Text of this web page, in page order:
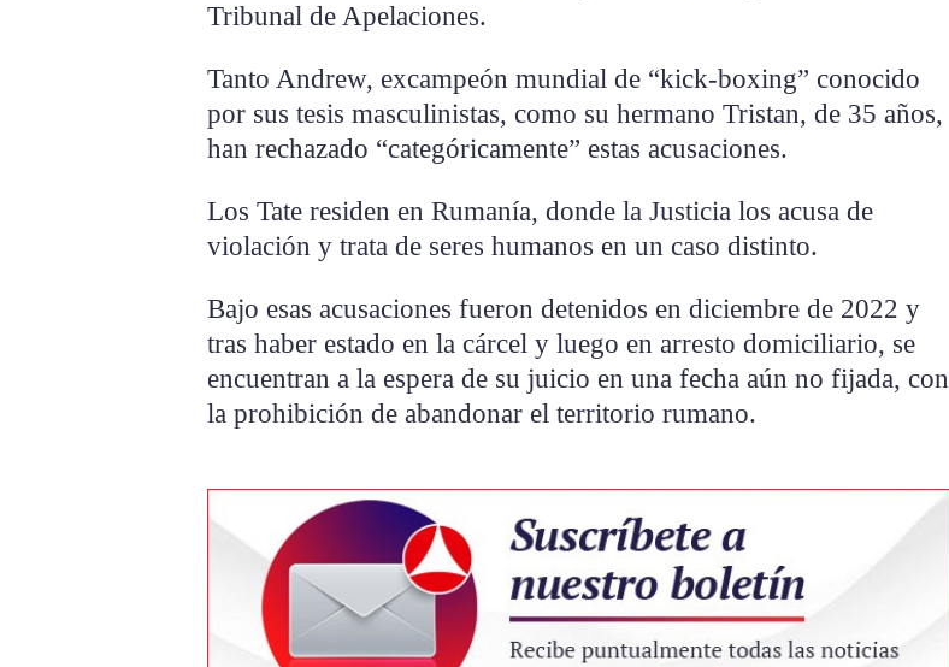
Tribunal de Apelaciones.
Tanto Andrew, excampeón mundial de “kick-boxing” conocido
por sus tesis masculinistas, como su hermano Tristan, de 35 años,
han rechazado “categóricamente” estas acusaciones.
Los Tate residen en Rumanía, donde la Justicia los acusa de
violación y trata de seres humanos en un caso distinto.
Bajo esas acusaciones fueron detenidos en diciembre de 2022 y
tras haber estado en la cárcel y luego en arresto domiciliario, se
encuentran a la espera de su juicio en una fecha aún no fijada, con
la prohibición de abandonar el territorio rumano.